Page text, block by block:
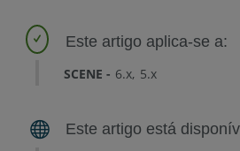
SCENE 6.x 5.x